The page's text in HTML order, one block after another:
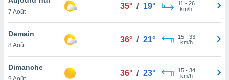
et
»,
au
vous
7 Août
35° / 19° 11 - 26
km/h
Demain
8 Août
36° / 21° 15- 33
km/h
Dimanche
36° / 23° 15- 34
km/h